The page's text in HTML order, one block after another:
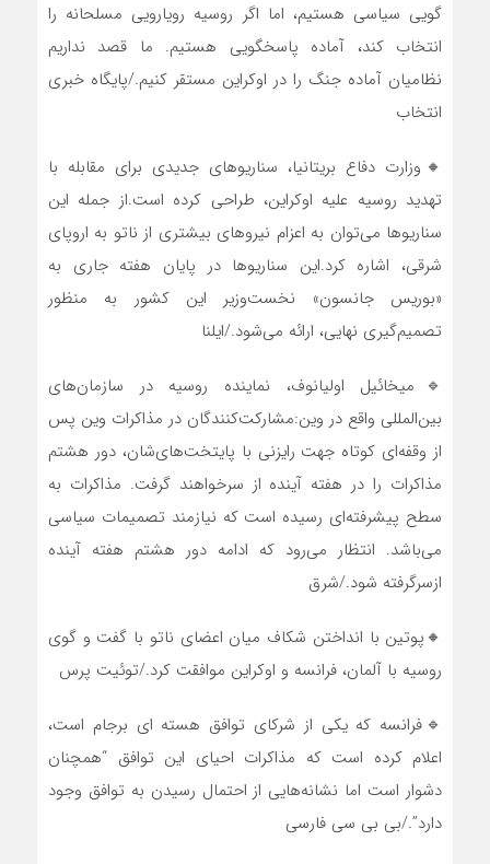
گویی سیاسی هستیم، اما اگر روسیه رویارویی مسلحانه را
انتخاب کند، آماده پاسخگویی هستیم. ما قصد نداریم
نظامیان آماده جنگ را در اوکراین مستقر کنیم./پایگاه خبری
انتخاب
🔸وزارت دفاع بریتانیا، سناریوهای جدیدی برای مقابله با
تهدید روسیه علیه اوکراین، طراحی کرده است.از جمله این
سناریوها می‌توان به اعزام نیروهای بیشتری از ناتو به اروپای
شرقی، اشاره کرد.این سناریوها در پایان هفته جاری به
«بوریس جانسون» نخست‌وزیر این کشور به منظور
تصمیم‌گیری نهایی، ارائه می‌شود./ایلنا
🔹میخائیل اولیانوف، نماینده روسیه در سازمان‌های
بین‌المللی واقع در وین:مشارکت‌کنندگان در مذاکرات وین پس
از وقفه‌ای کوتاه جهت رایزنی با پایتخت‌های‌شان، دور هشتم
مذاکرات را در هفته آینده از سرخواهند گرفت. مذاکرات به
سطح پیشرفته‌ای رسیده است که نیازمند تصمیمات سیاسی
می‌باشد. انتظار می‌رود که ادامه دور هشتم هفته‌ آینده
ازسرگرفته شود./شرق
🔸پوتین با انداختن شکاف میان اعضای ناتو با گفت و گوی
روسیه با آلمان، فرانسه و اوکراین موافقت کرد./توئیت پرس
🔹فرانسه که یکی از شرکای توافق هسته ای برجام است،
اعلام کرده است که مذاکرات احیای این توافق “همچنان
دشوار است اما نشانه‌هایی از احتمال رسیدن به توافق وجود
دارد”./بی بی سی فارسی